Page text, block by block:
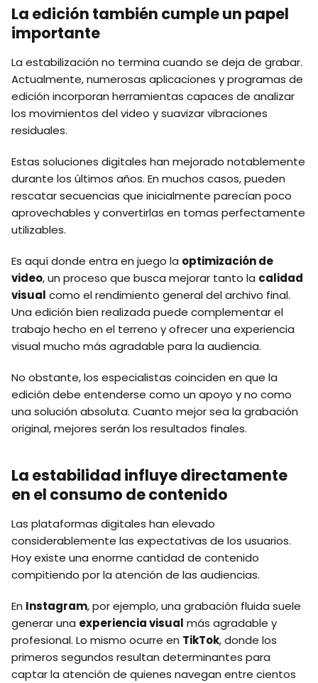
La edición también cumple un papel
importante
La estabilización no termina cuando se deja de grabar.
Actualmente, numerosas aplicaciones y programas de
edición incorporan herramientas capaces de analizar
los movimientos del video y suavizar vibraciones
residuales.
Estas soluciones digitales han mejorado notablemente
durante los últimos años. En muchos casos, pueden
rescatar secuencias que inicialmente parecían poco
aprovechables y convertirlas en tomas perfectamente
utilizables.
Es aquí donde entra en juego la optimización de
video, un proceso que busca mejorar tanto la calidad
visual como el rendimiento general del archivo final.
Una edición bien realizada puede complementar el
trabajo hecho en el terreno y ofrecer una experiencia
visual mucho más agradable para la audiencia.
No obstante, los especialistas coinciden en que la
edición debe entenderse como un apoyo y no como
una solución absoluta. Cuanto mejor sea la grabación
original, mejores serán los resultados finales.
La estabilidad influye directamente
en el consumo de contenido
Las plataformas digitales han elevado
considerablemente las expectativas de los usuarios.
Hoy existe una enorme cantidad de contenido
compitiendo por la atención de las audiencias.
En Instagram, por ejemplo, una grabación fluida suele
generar una experiencia visual más agradable y
profesional. Lo mismo ocurre en TikTok, donde los
primeros segundos resultan determinantes para
captar la atención de quienes navegan entre cientos